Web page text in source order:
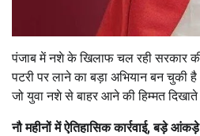
पंजाब में नशे के खिलाफ चल रही सरकार
पटरी पर लाने का बड़ा अभियान बन चुकी
जो युवा नशे से बाहर आने की हिम्मत दिखाते
नौ महीनों में ऐतिहासिक कार्रवाई,बड़े आंकड़े